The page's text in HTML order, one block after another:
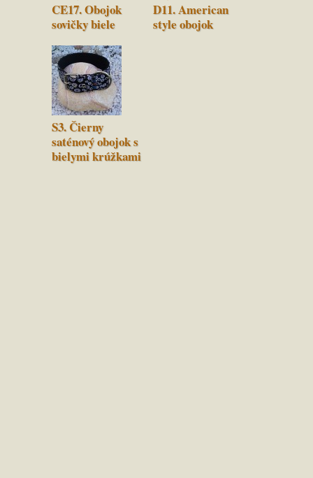
CE17. Obojok
sovičky biele
D11. American
style obojok
S3. Čierny
saténový obojok s
bielymi krúžkami